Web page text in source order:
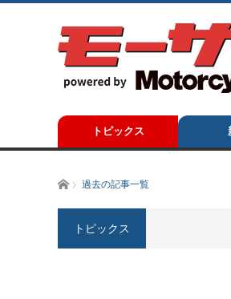
トピックス
ホーム過去の記事一覧
トピックス